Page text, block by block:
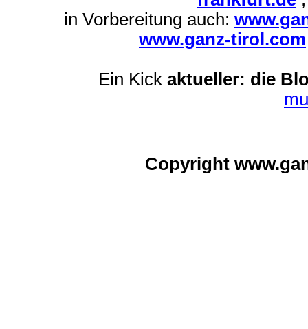
in Vorbereitung auch:
www.ganz-tirol.com
Ein Kick aktueller: die
Copyright